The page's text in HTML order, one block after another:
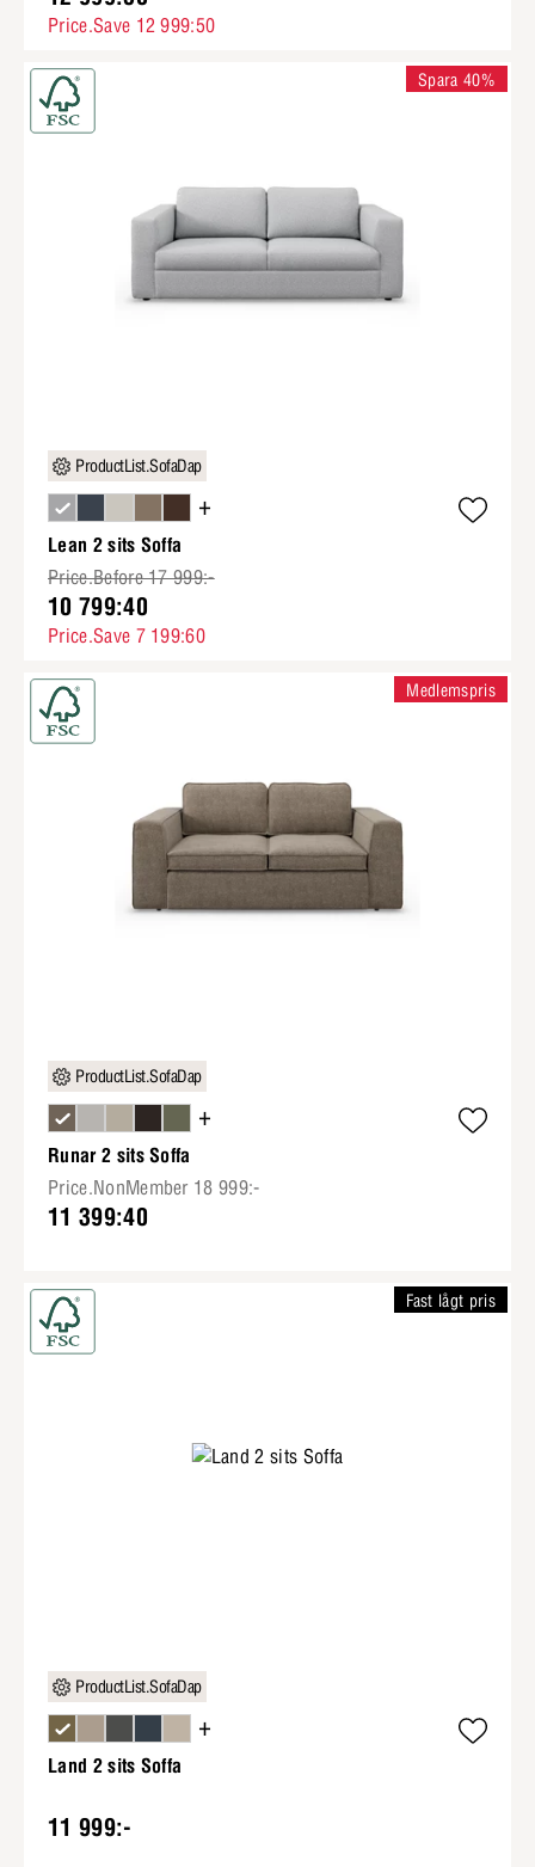
Price.Save 12 999:50
ProductList.SofaDap
+
Lean 2 sits Soffa
Price.Before 17 999:-
10 799:40
Price.Save 7 199:60
Spara 40%
ProductList.SofaDap
+
Runar 2 sits Soffa
Price.NonMember 18 999:-
11 399:40
Medlemspris
ProductList.SofaDap
+
Land 2 sits Soffa
11 999:-
Fast lågt pris